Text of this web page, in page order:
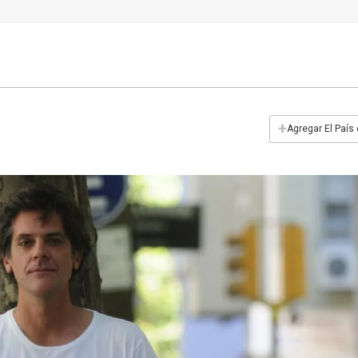
+Agregar El País